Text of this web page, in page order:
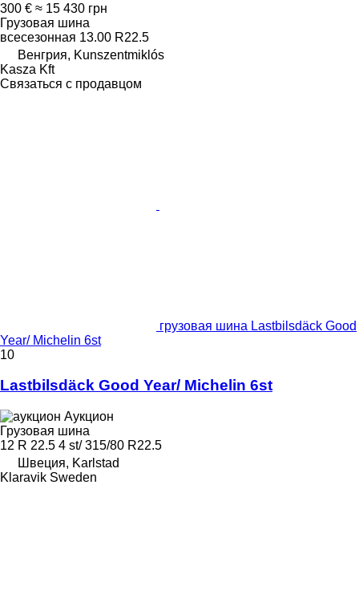
300 € ≈ 15 430 грн
Грузовая шина
всесезонная 13.00 R22.5
Венгрия, Kunszentmiklós
Kasza Kft
Связаться с продавцом
грузовая шина Lastbilsdäck Good
Year/ Michelin 6st
10
Lastbilsdäck Good Year/ Michelin 6st
Аукцион
Грузовая шина
12 R 22.5 4 st/ 315/80 R22.5
Швеция, Karlstad
Klaravik Sweden